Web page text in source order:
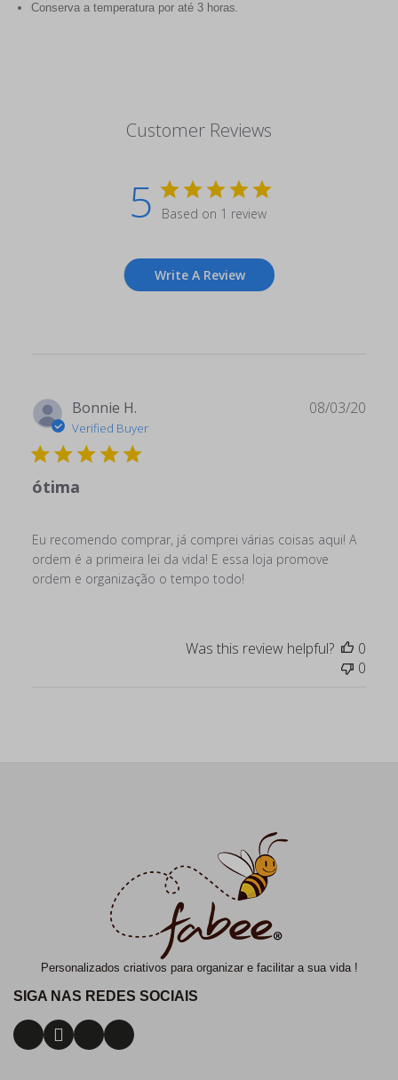
Conserva a temperatura por até 3 horas.
Customer Reviews
5 Based on 1 review
Write A Review
Bonnie H.
Verified Buyer
ótima
Eu recomendo comprar, já comprei várias coisas aqui! A
ordem é a primeira lei da vida! E essa loja promove
ordem e organização o tempo todo!
08/03/20
Was this review helpful?
0
0
Personalizados criativos para organizar e facilitar a sua vida !
SIGA NAS REDES SOCIAIS